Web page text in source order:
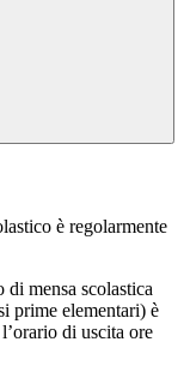
è regolarmente
mensa scolastica
prime elementari) è
di uscita ore